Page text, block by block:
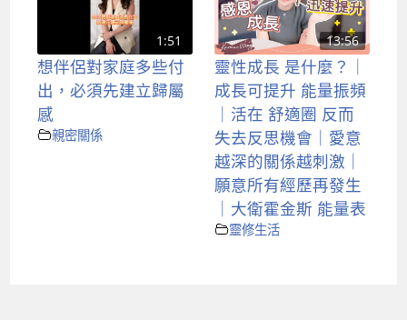
1:51
想伴侶對家庭多些付
出，必須先建立歸屬
感
親密關係
13:56
靈性成長 是什麼？｜
成長可提升 能量振頻
｜活在 舒適圈 反而
失去反思機會｜愛意
越深的關係越刺激｜
願意所有經歷再發生
｜大衛霍金斯 能量表
靈修生活